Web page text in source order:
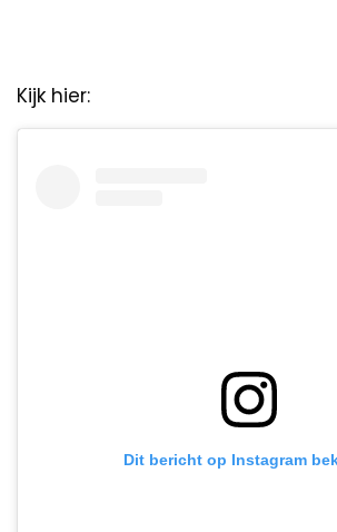
Kijk hier:
Dit bericht op Instagram